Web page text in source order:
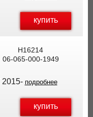
купить
H16214
06-065-000-1949
2015- подробнее
купить